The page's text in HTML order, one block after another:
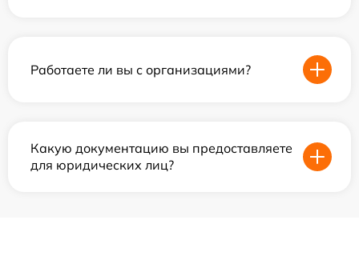
Работаете ли вы с организациями?
Какую документацию вы предоставляете
для юридических лиц?